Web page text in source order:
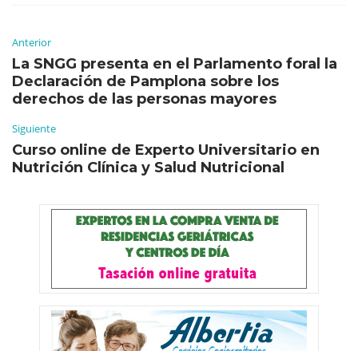
Anterior
La SNGG presenta en el Parlamento foral la
Declaración de Pamplona sobre los
derechos de las personas mayores
Siguiente
Curso online de Experto Universitario en
Nutrición Clínica y Salud Nutricional